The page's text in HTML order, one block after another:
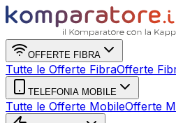
OFFERTE FIBRA
Tutte le Offerte FibraOfferte
TELEFONIA MOBILE
Tutte le Offerte MobileOfferte